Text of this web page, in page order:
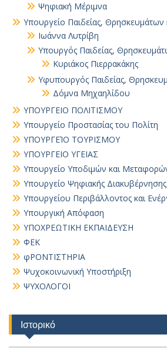
Ψηφιακή Μέριμνα
Υπουργείο Παιδείας, Θρησκευμάτων
Ιωάννα Λυτρίβη
Υπουργός Παιδείας,
Κυριάκος Πιερρακάκης
Υφυπουργός Παιδείας,
Δόμνα Μηχαηλίδου
ΥΠΟΥΡΓΕΙΟ ΠΟΛΙΤΙΣΜΟΥ
Υπουργείο Προστασίας του Πολίτη
ΥΠΟΥΡΓΕΊΟ ΤΟΥΡΙΣΜΟΥ
ΥΠΟΥΡΓΕΙΟ ΥΓΕΙΑΣ
Υπουργείο Υποδιμών και
Υπουργείο Ψηφιακής Διακυβέρνησης
Υπουργείου Περιβάλλοντος και
Υπουργική Απόφαση
ΥΠΟΧΡΕΩΤΙΚΗ ΕΚΠΑΙΔΕΥΣΗ
ΦΕΚ
φΡΟΝΤΙΣΤΗΡΙΑ
Ψυχοκοινωνική Υποστήριξη
ΨΥΧΟΛΟΓΟΙ
Ιστορικό